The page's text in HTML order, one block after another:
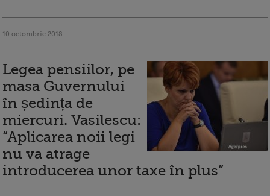
10 octombrie 2018
Legea pensiilor, pe
masa Guvernului
în ședința de
miercuri. Vasilescu:
“Aplicarea noii legi
nu va atrage
introducerea unor taxe în plus”